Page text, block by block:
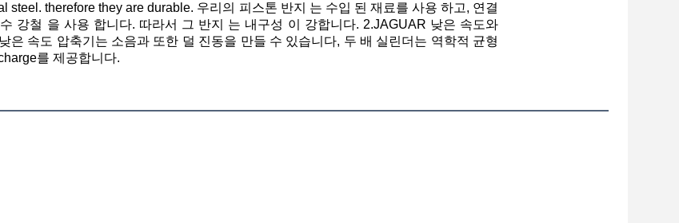
steel. therefore they are durable. 우리의 피스톤 반지 는 수입 된 재료를 사용 하고, 연결
강철 을 사용 합니다. 따라서 그 반지 는 내구성 이 강합니다. 2.JAGUAR 낮은 속도와
은 속도 압축기는 소음과 또한 덜 진동을 만들 수 있습니다, 두 배 실린더는 역학적 균형
를 제공합니다.